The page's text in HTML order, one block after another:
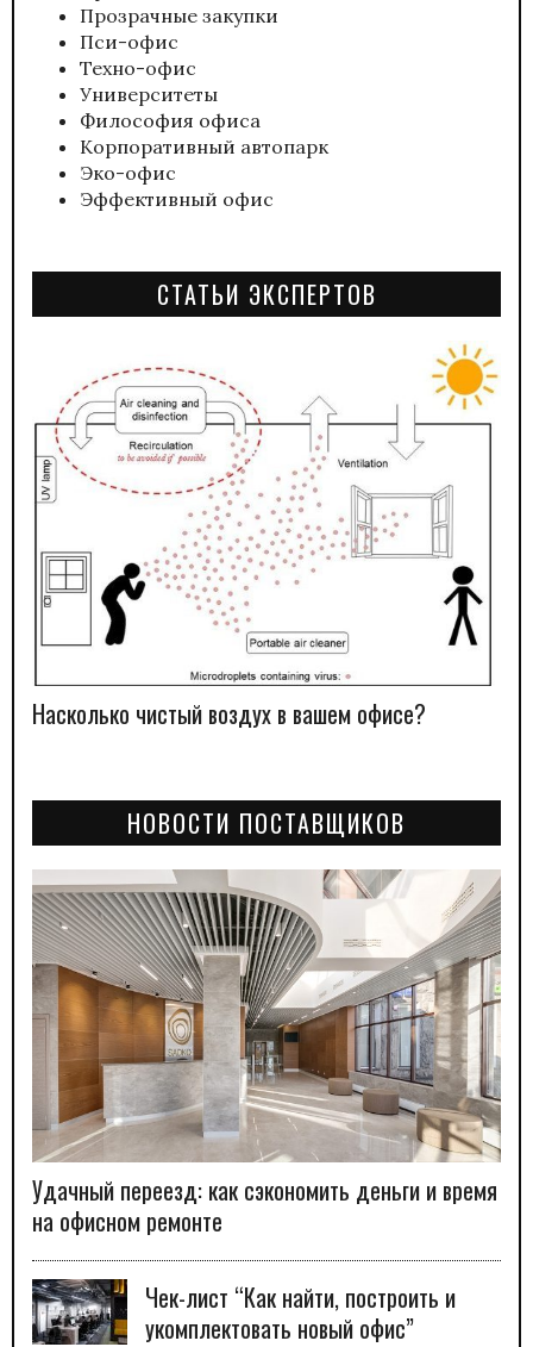
Прозрачные закупки
Пси-офис
Техно-офис
Университеты
Философия офиса
Корпоративный автопарк
Эко-офис
Эффективный офис
СТАТЬИ ЭКСПЕРТОВ
Насколько чистый воздух в вашем офисе?
НОВОСТИ ПОСТАВЩИКОВ
Удачный переезд: как сэкономить деньги и время
на офисном ремонте
Чек-лист “Как найти, построить и
укомплектовать новый офис”